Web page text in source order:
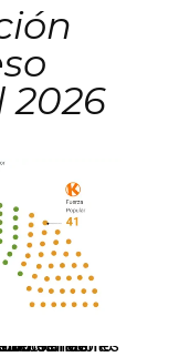
de la Bicameralidad.